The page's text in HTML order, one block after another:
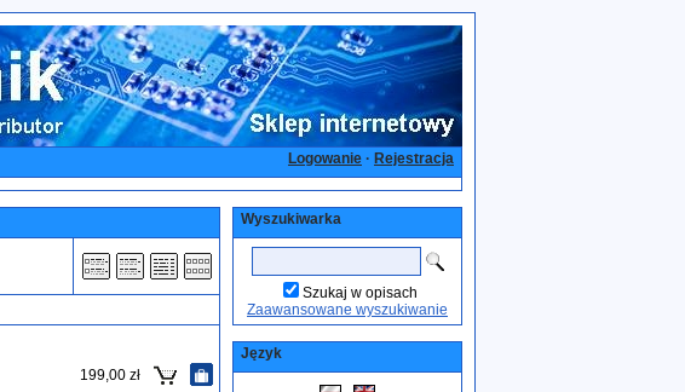
Logowanie · Rejestracja
199,00 zł
Wyszukiwarka
Szukaj w opisach
Zaawansowane wyszukiwanie
Język